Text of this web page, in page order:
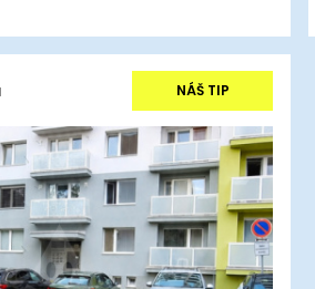
NÁŠ TIP